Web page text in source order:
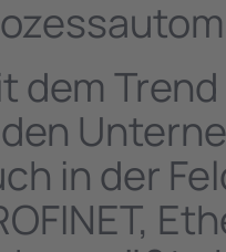
dem
in der